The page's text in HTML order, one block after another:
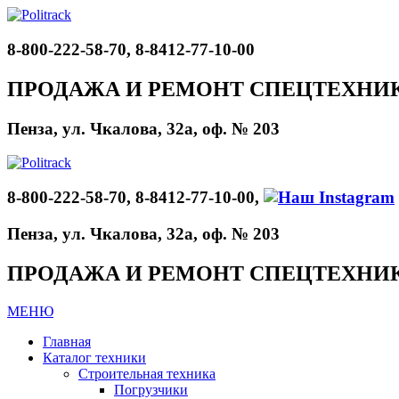
8-800-222-58-70, 8-8412-77-10-00
ПРОДАЖА И РЕМОНТ
Пенза, ул. Чкалова, 32а, оф. № 203
8-800-222-58-70, 8-8412-77-10-00,
Пенза, ул. Чкалова, 32а, оф. № 203
ПРОДАЖА И РЕМОНТ
МЕНЮ
Главная
Каталог техники
Строительная техника
Погрузчики